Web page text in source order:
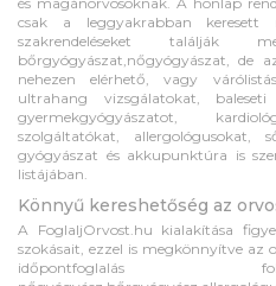
csak a leggyakrabban keresett
szakrendeléseket
bőrgyógyászat,nőgyógyászat, de
nehezen elérhető, vagy
ultrahang vizsgálatokat, baleseti
gyermekgyógyászatot,
szolgáltatókat, allergológusokat,
gyógyászat és akkupunktúra is
listájában.
Könnyű kereshetőség az
A FoglaljOrvost.hu kialakítása
szokásait, ezzel is megkönnyítve az
időpontfoglalás